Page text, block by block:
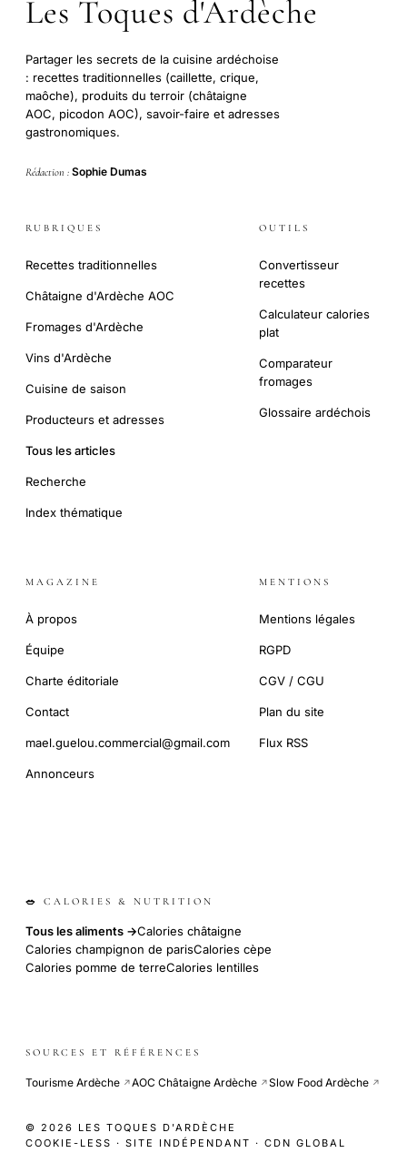
Les Toques d'Ardèche
Partager les secrets de la cuisine ardéchoise
: recettes traditionnelles (caillette, crique,
maôche), produits du terroir (châtaigne
AOC, picodon AOC), savoir-faire et adresses
gastronomiques.
Rédaction : Sophie Dumas
RUBRIQUES
Recettes traditionnelles
Châtaigne d'Ardèche AOC
Fromages d'Ardèche
Vins d'Ardèche
Cuisine de saison
Producteurs et adresses
Tous les articles
Recherche
Index thématique
OUTILS
Convertisseur
recettes
Calculateur calories
plat
Comparateur
fromages
Glossaire ardéchois
MAGAZINE
À propos
Équipe
Charte éditoriale
Contact
mael.guelou.commercial@gmail.com
Annonceurs
MENTIONS
Mentions légales
RGPD
CGV / CGU
Plan du site
Flux RSS
🥗 CALORIES & NUTRITION
Tous les aliments →Calories châtaigne
Calories champignon de parisCalories cèpe
Calories pomme de terreCalories lentilles
SOURCES ET RÉFÉRENCES
Tourisme Ardèche ↗AOC Châtaigne Ardèche ↗Slow Food Ardèche ↗
© 2026 LES TOQUES D'ARDÈCHE
COOKIE-LESS · SITE INDÉPENDANT · CDN GLOBAL